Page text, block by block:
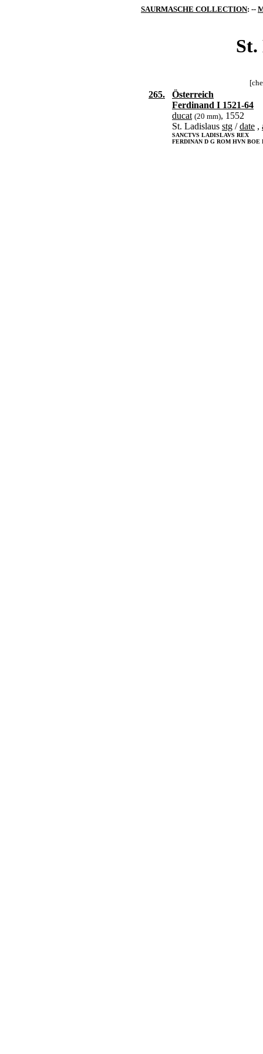
SAURMASCHE COLLECTION: --
St.
265.
Österreich
Ferdinand I 1521-64
ducat (20 mm), 1552
St. Ladislaus stg /date ,
SANCTVS LADISLAVS REX
FERDINAN D G ROM HVN BOE